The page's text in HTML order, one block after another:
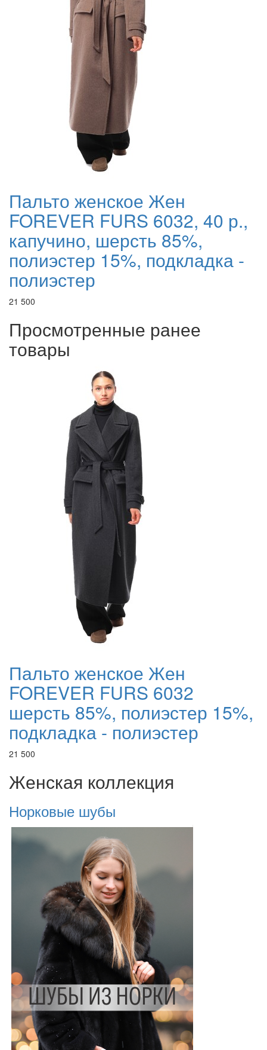
Пальто женское Жен
FOREVER FURS 6032, 40 р.,
капучино, шерсть 85%,
полиэстер 15%, подкладка -
полиэстер
21 500
Просмотренные ранее
товары
Пальто женское Жен
FOREVER FURS 6032
шерсть 85%, полиэстер 15%,
подкладка - полиэстер
21 500
Женская коллекция
Норковые шубы